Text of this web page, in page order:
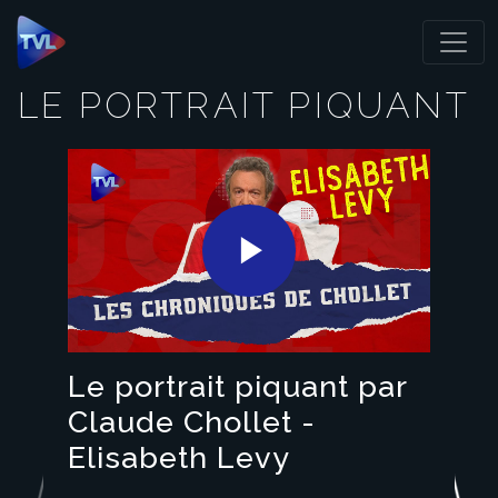
Panneau de gestion des cookies
LE PORTRAIT PIQUANT
Play
Video
Le portrait piquant par
Claude Chollet -
Elisabeth Levy